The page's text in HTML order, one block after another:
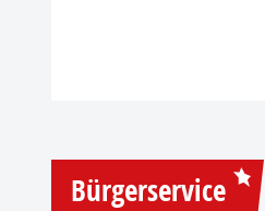
Bürgerservice